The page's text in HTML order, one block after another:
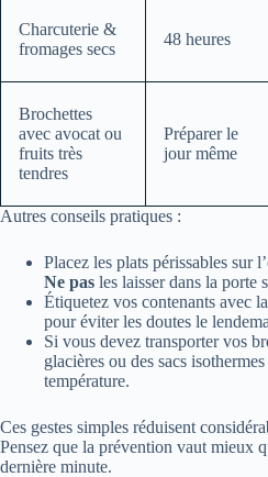
Charcuterie &
fromages secs
48 heures
Brochettes
avec avocat ou
fruits très
tendres
Préparer le
jour même
Autres conseils pratiques :
Placez les plats périssables sur
Ne pas les laisser dans la porte
Étiquetez vos contenants avec
pour éviter les doutes le
Si vous devez transporter vos
glacières ou des sacs
température.
Ces gestes simples réduisent
Pensez que la prévention vaut mieux
dernière minute.